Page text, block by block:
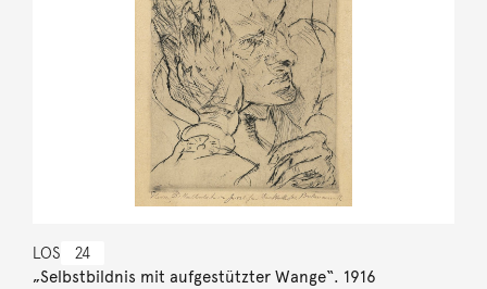
LOS 24
„Selbstbildnis mit aufgestützter Wange“. 1916